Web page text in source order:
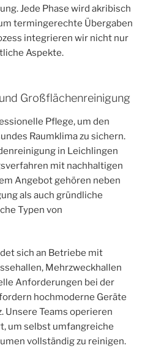
Jede Phase wird akribisch
termingerechte Übergaben
integrieren wir nicht nur
Aspekte.
Großflächenreinigung
Pflege, um den
Raumklima zu sichern.
in Leichlingen
mit nachhaltigen
Angebot gehören neben
als auch gründliche
Typen von
sich an Betriebe mit
Mehrzweckhallen
Anforderungen bei der
hochmoderne Geräte
Unsere Teams operieren
um selbst umfangreiche
vollständig zu reinigen.